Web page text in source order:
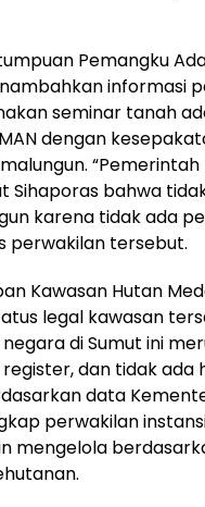
Pemangku
informasi
seminar tanah
dengan
Sihaporas bahwa
karena tidak ada
perwakilan tersebut.
Kawasan Hutan
legal kawasan
di Sumut ini
dan tidak ada
data
perwakilan
mengelola